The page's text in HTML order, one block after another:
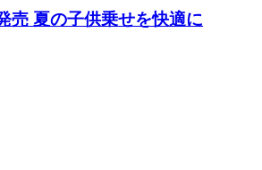
売 夏の子供乗せを快適に